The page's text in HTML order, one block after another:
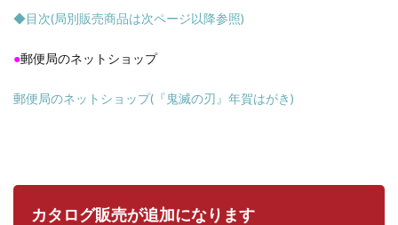
◆目次(局別販売商品は次ページ以降参照)
●郵便局のネットショップ
郵便局のネットショップ(『鬼滅の刃』年賀はがき)
カタログ販売が追加になります